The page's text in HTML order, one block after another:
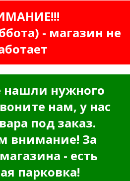
- магазин не
нашли нужного
нам, у нас
под заказ.
внимание! За
- есть
парковка!